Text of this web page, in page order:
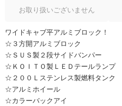
お取り扱いございません
ワイドキャブ平アルミブロック！
☆３方開アルミブロック
☆ＳＵＳ製２段サイドバンパー
☆ＫＯＩＴＯ製ＬＥＤテールランプ
☆２００Ｌステンレス製燃料タンク
☆アルミホイール
☆カラーバックアイ